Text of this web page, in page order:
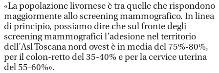
«La popolazione livornese è tra quelle che rispondono
maggiormente allo screening mammografico. In linea
di principio, possiamo dire che sul fronte degli
screening mammografici l’adesione nel territorio
dell’Asl Toscana nord ovest è in media del 75%-80%,
per il colon-retto del 35-40% e per la cervice uterina
del 55-60%».